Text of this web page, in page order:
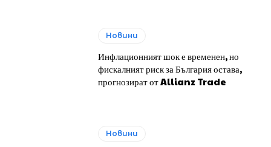
Новини
Инфлационният шок е временен, но
фискалният риск за България остава,
прогнозират от Allianz Trade
Новини